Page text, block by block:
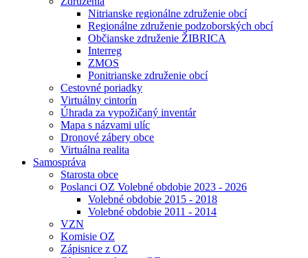
Nitrianske regionálne združenie obcí
Regionálne združenie podzoborských obcí
Občianske združenie ŽIBRICA
Interreg
ZMOS
Ponitrianske združenie obcí
Cestovné poriadky
Virtuálny cintorín
Úhrada za vypožičaný inventár
Mapa s názvami ulíc
Dronové zábery obce
Virtuálna realita
Samospráva
Starosta obce
Poslanci OZ Volebné obdobie 2023 - 2026
Volebné obdobie 2015 - 2018
Volebné obdobie 2011 - 2014
VZN
Komisie OZ
Zápisnice z OZ